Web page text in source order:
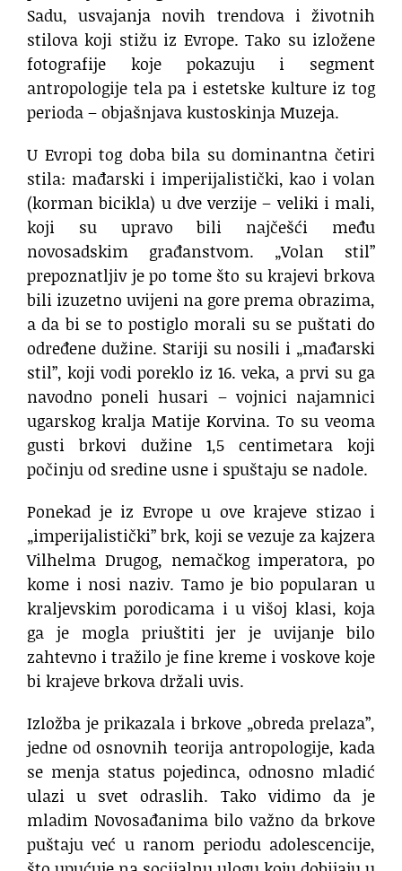
Sadu, usvajanja novih trendova i životnih
stilova koji stižu iz Evrope. Tako su izložene
fotografije koje pokazuju i segment
antropologije tela pa i estetske kulture iz tog
perioda – objašnjava kustoskinja Muzeja.
U Evropi tog doba bila su dominantna četiri
stila: mađarski i imperijalistički, kao i volan
(korman bicikla) u dve verzije – veliki i mali,
koji su upravo bili najčešći među
novosadskim građanstvom. „Volan stil”
prepoznatljiv je po tome što su krajevi brkova
bili izuzetno uvijeni na gore prema obrazima,
a da bi se to postiglo morali su se puštati do
određene dužine. Stariji su nosili i „mađarski
stil”, koji vodi poreklo iz 16. veka, a prvi su ga
navodno poneli husari – vojnici najamnici
ugarskog kralja Matije Korvina. To su veoma
gusti brkovi dužine 1,5 centimetara koji
počinju od sredine usne i spuštaju se nadole.
Ponekad je iz Evrope u ove krajeve stizao i
„imperijalistički” brk, koji se vezuje za kajzera
Vilhelma Drugog, nemačkog imperatora, po
kome i nosi naziv. Tamo je bio popularan u
kraljevskim porodicama i u višoj klasi, koja
ga je mogla priuštiti jer je uvijanje bilo
zahtevno i tražilo je fine kreme i voskove koje
bi krajeve brkova držali uvis.
Izložba je prikazala i brkove „obreda prelaza”,
jedne od osnovnih teorija antropologije, kada
se menja status pojedinca, odnosno mladić
ulazi u svet odraslih. Tako vidimo da je
mladim Novosađanima bilo važno da brkove
puštaju već u ranom periodu adolescencije,